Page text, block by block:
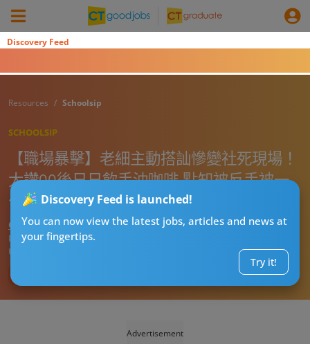
Discovery Feed
Discovery Feed is launched!
You can now view the latest jobs, articles and news at
your fingertips.
Try it!
Resources Schoolsip
SCHOOLSIP
【職場暴擊】老細主動搭訕慘變社死現場！
大讚00後日日飲手沖咖啡 點知被反手被一
句狠批
CTgoodjobs’ Editor
Published:2026-07-09 09:15
Updated:
Advertisement